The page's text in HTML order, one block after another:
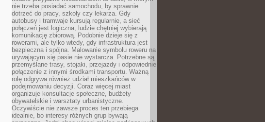
nie trzeba posiadać samochodu, by sprawnie
dotrzeć do pracy, szkoły czy lekarza. Gdy
autobusy i tramwaje kursują regularnie, a sieć
połączeń jest logiczna, ludzie chętniej wybierają
komunikację zbiorową. Podobnie dzieje się z
rowerami, ale tylko wtedy, gdy infrastruktura jest
bezpieczna i spójna. Malowanie symbolu roweru na
urywającym się pasie nie wystarcza. Potrzebne są
przemyślane trasy, stojaki, przejazdy i odpowiednie
połączenie z innymi środkami transportu. Ważną
rolę odgrywa również udział mieszkańców w
podejmowaniu decyzji. Coraz więcej miast
organizuje konsultacje społeczne, budżety
obywatelskie i warsztaty urbanistyczne.
Oczywiście nie zawsze proces ten przebiega
idealnie, bo interesy różnych grup bywają